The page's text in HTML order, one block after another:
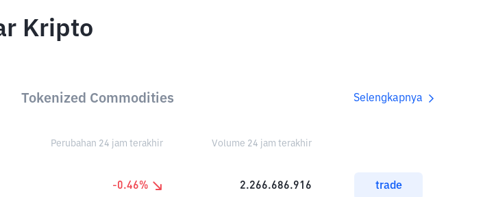
Kripto
Tokenized Commodities Selengkapnya
Perubahan 24 jam terakhir Volume 24 jam terakhir
-0.46% 2.266.686.916 trade